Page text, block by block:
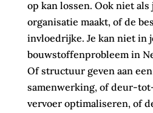
op kan lossen. Ook niet
organisatie maakt, of de
invloedrijke. Je kan niet in
bouwstoffenprobleem in
Of structuur geven aan
samenwerking, of deur-
vervoer optimaliseren, of